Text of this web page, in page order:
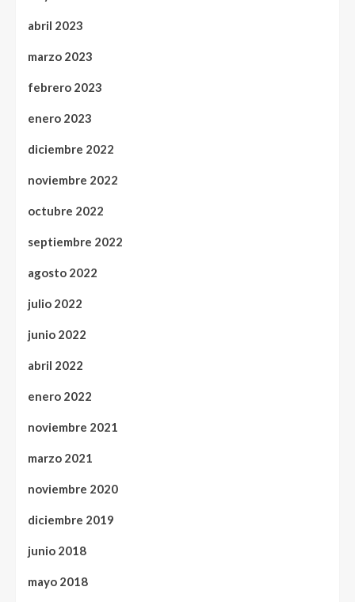
abril 2023
marzo 2023
febrero 2023
enero 2023
diciembre 2022
noviembre 2022
octubre 2022
septiembre 2022
agosto 2022
julio 2022
junio 2022
abril 2022
enero 2022
noviembre 2021
marzo 2021
noviembre 2020
diciembre 2019
junio 2018
mayo 2018